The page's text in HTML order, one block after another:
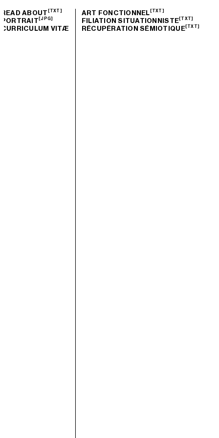
READ ABOUT [TXT]
PORTRAIT [JPG]
CURRICULUM VITÆ
ART FONCTIONNEL [TXT]
FILIATION SITUATIONNISTE[TXT]
RÉCUPÉRATION SÉMIOTIQUE[TXT]